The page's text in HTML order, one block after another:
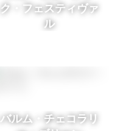
ク・フェスティヴァ
ル
バルム・チェコラリ